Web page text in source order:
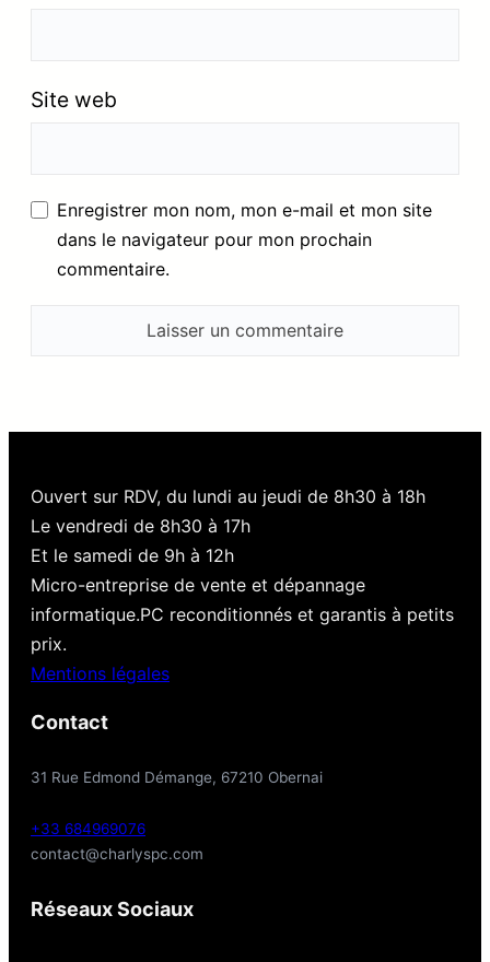
Site web
Enregistrer mon nom, mon e-mail et mon site
dans le navigateur pour mon prochain
commentaire.
Ouvert sur RDV, du lundi au jeudi de 8h30 à 18h
Le vendredi de 8h30 à 17h
Et le samedi de 9h à 12h
Micro-entreprise de vente et dépannage
informatique.PC reconditionnés et garantis à petits
prix.
Mentions légales
Contact
31 Rue Edmond Démange, 67210 Obernai
+33 684969076
contact@charlyspc.com
Réseaux Sociaux